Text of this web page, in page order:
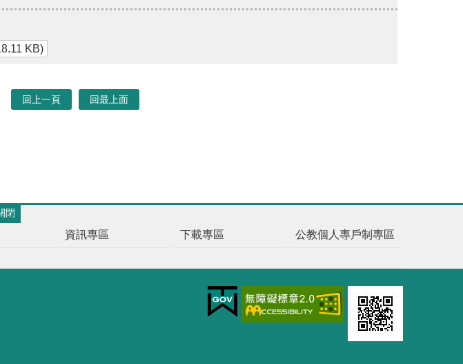
KB)
回上一頁 回最上面
閉
資訊專區 下載專區 公教個人專戶制專區